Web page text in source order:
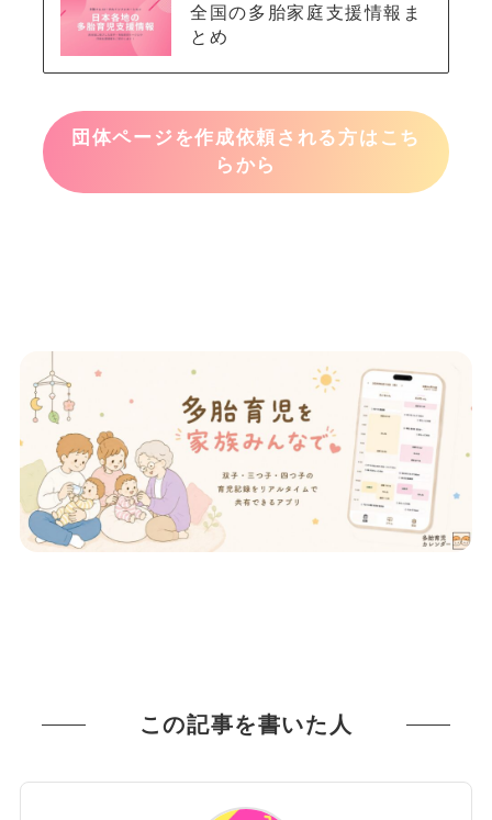
全国の多胎家庭支援情報ま
とめ
団体ページを作成依頼される方はこち
らから
この記事を書いた人